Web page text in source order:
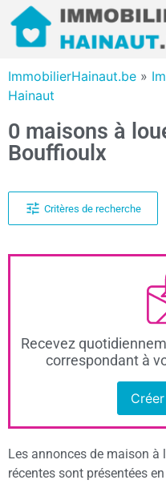
ImmobilierHainaut.be »
Hainaut
0 maisons à
Bouffioulx
Critères de recherche
Recevez
correspondant à
Les annonces de maison
récentes sont présentées